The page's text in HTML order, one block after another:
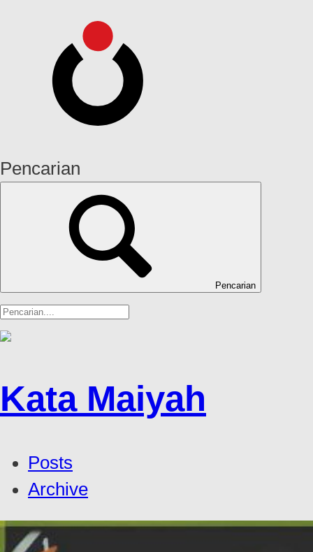
Pencarian
Pencarian
Kata Maiyah
Posts
Archive